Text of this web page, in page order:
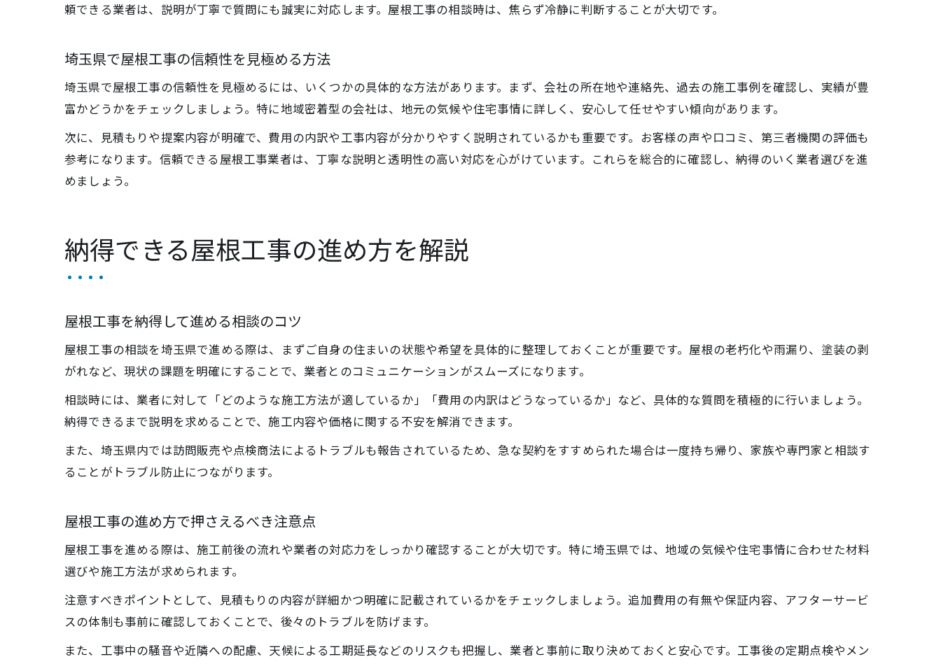
頼できる業者は、説明が丁寧で質問にも誠実に対応します。屋根工事の相談時は、焦らず冷静に判断することが大切です。
埼玉県で屋根工事の信頼性を見極める方法
埼玉県で屋根工事の信頼性を見極めるには、いくつかの具体的な方法があります。まず、会社の所在地や連絡先、過去の施工事例を確認し、実績が豊
富かどうかをチェックしましょう。特に地域密着型の会社は、地元の気候や住宅事情に詳しく、安心して任せやすい傾向があります。
次に、見積もりや提案内容が明確で、費用の内訳や工事内容が分かりやすく説明されているかも重要です。お客様の声や口コミ、第三者機関の評価も
参考になります。信頼できる屋根工事業者は、丁寧な説明と透明性の高い対応を心がけています。これらを総合的に確認し、納得のいく業者選びを進
めましょう。
納得できる屋根工事の進め方を解説
屋根工事を納得して進める相談のコツ
屋根工事の相談を埼玉県で進める際は、まずご自身の住まいの状態や希望を具体的に整理しておくことが重要です。屋根の老朽化や雨漏り、塗装の剥
がれなど、現状の課題を明確にすることで、業者とのコミュニケーションがスムーズになります。
相談時には、業者に対して「どのような施工方法が適しているか」「費用の内訳はどうなっているか」など、具体的な質問を積極的に行いましょう。
納得できるまで説明を求めることで、施工内容や価格に関する不安を解消できます。
また、埼玉県内では訪問販売や点検商法によるトラブルも報告されているため、急な契約をすすめられた場合は一度持ち帰り、家族や専門家と相談す
ることがトラブル防止につながります。
屋根工事の進め方で押さえるべき注意点
屋根工事を進める際は、施工前後の流れや業者の対応力をしっかり確認することが大切です。特に埼玉県では、地域の気候や住宅事情に合わせた材料
選びや施工方法が求められます。
注意すべきポイントとして、見積もりの内容が詳細かつ明確に記載されているかをチェックしましょう。追加費用の有無や保証内容、アフターサービ
スの体制も事前に確認しておくことで、後々のトラブルを防げます。
また、工事中の騒音や近隣への配慮、天候による工期延長などのリスクも把握し、業者と事前に取り決めておくと安心です。工事後の定期点検やメン